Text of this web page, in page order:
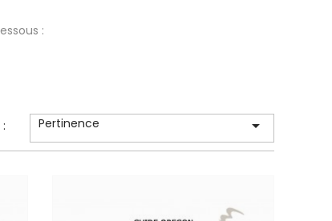
:
Pertinence 